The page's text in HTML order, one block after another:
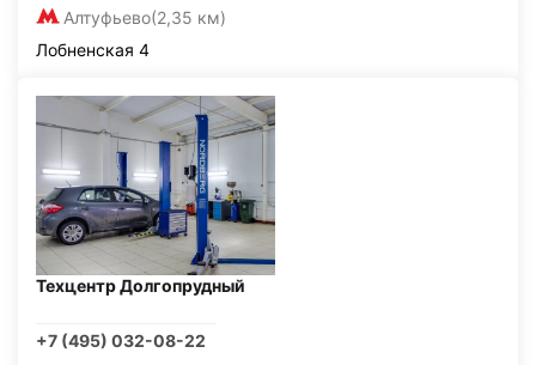
Алтуфьево(2,35 км)
Лобненская 4
Техцентр Долгопрудный
+7 (495) 032-08-22